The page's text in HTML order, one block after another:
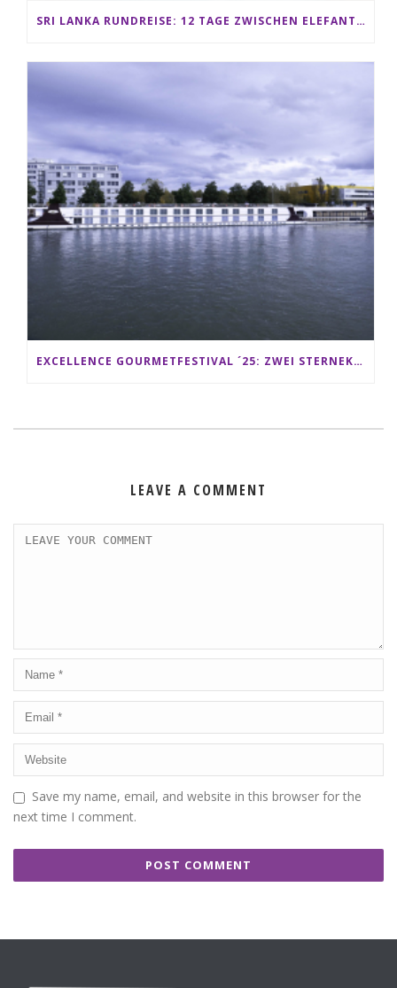
SRI LANKA RUNDREISE: 12 TAGE ZWISCHEN ELEFANTEN, TEEPLANTAGEN & STRAND ALS FAMILIE
EXCELLENCE GOURMETFESTIVAL ´25: ZWEI STERNEKÖCHE ANTONIO GUIDA & DARIO MORESCO VERWÖHNEN IHRE GÄSTE AUF EINER LUXERIÖSEN SCHIFFSREISE
LEAVE A COMMENT
Save my name, email, and website in this browser for the
next time I comment.